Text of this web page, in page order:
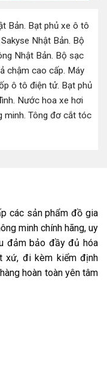
Bản. Bạt phủ xe ô tô
Nhật Bản. Bộ
Nhật Bản. Bộ sạc
chậm cao cấp. Máy
ô tô điện tử. Bạt phủ
. Nước hoa xe hơi
minh. Tông đơ cắt tóc
các sản phẩm đồ gia
minh chính hãng, uy
đảm bảo đầy đủ hóa
xứ, đi kèm kiểm định
hoàn toàn yên tâm